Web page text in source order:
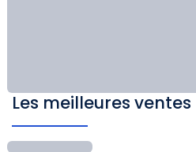
Les meilleures ventes